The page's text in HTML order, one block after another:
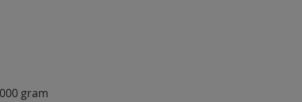
gram